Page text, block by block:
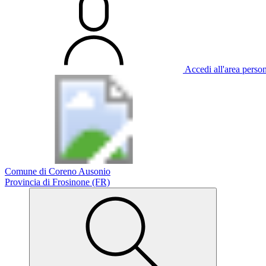
Accedi all'area
Comune di Coreno Ausonio
Provincia di Frosinone (FR)